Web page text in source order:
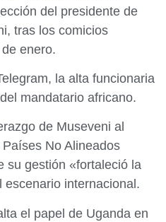
del presidente de
tras los comicios
enero.
la alta funcionaria
mandatario africano.
de Museveni al
No Alineados
su gestión «fortaleció la
internacional.
el papel de Uganda en